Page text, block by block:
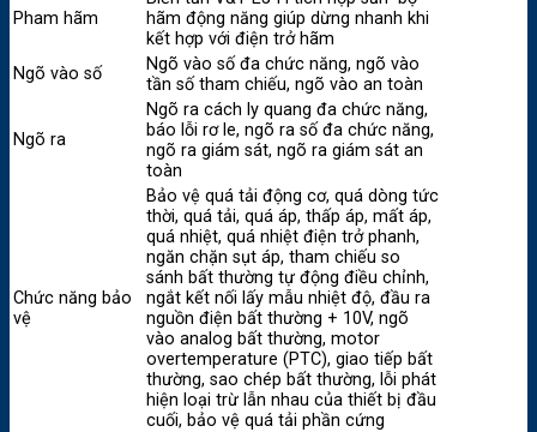
Pham hãm
hãm động năng giúp dừng nhanh khi
kết hợp với điện trở hãm
Ngõ vào số
Ngõ vào số đa chức năng, ngõ vào
tần số tham chiếu, ngõ vào an toàn
Ngõ ra
Ngõ ra cách ly quang đa chức năng,
báo lỗi rơ le, ngõ ra số đa chức năng,
ngõ ra giám sát, ngõ ra giám sát an
toàn
Chức năng bảo
vệ
Bảo vệ quá tải động cơ, quá dòng tức
thời, quá tải, quá áp, thấp áp, mất áp,
quá nhiệt, quá nhiệt điện trở phanh,
ngăn chặn sụt áp, tham chiếu so
sánh bất thường tự động điều chỉnh,
ngắt kết nối lấy mẫu nhiệt độ, đầu ra
nguồn điện bất thường + 10V, ngõ
vào analog bất thường, motor
overtemperature (PTC), giao tiếp bất
thường, sao chép bất thường, lỗi phát
hiện loại trừ lẫn nhau của thiết bị đầu
cuối, bảo vệ quá tải phần cứng